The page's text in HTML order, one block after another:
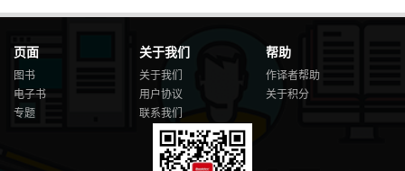
页面
图书
电子书
专题
关于我们
关于我们
用户协议
联系我们
帮助
作译者帮助
关于积分